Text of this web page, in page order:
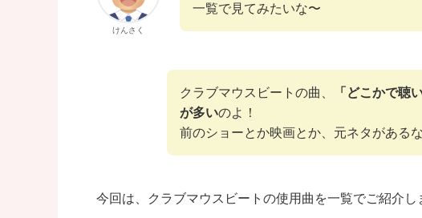
けんさく
一覧で見てみたいな〜
クラブマウスビートの曲、
「どこかで聴
が多いのよ！
前のショーとか映画とか、元ネタがある
今回は、クラブマウスビートの使用曲を一覧でご紹介し